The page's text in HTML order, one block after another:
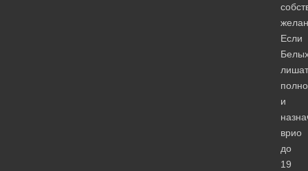
Если
лишат
и
врио
до
19